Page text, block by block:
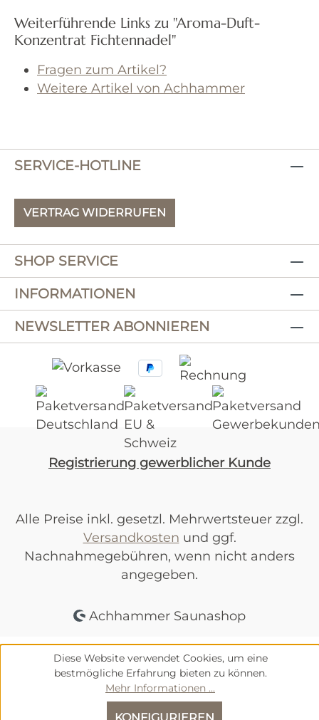
Weiterführende Links zu "Aroma-Duft-
Konzentrat Fichtennadel"
Fragen zum Artikel?
Weitere Artikel von Achhammer
SERVICE-HOTLINE
VERTRAG WIDERRUFEN
SHOP SERVICE
INFORMATIONEN
NEWSLETTER ABONNIEREN
Registrierung gewerblicher Kunde
Alle Preise inkl. gesetzl. Mehrwertsteuer zzgl.
Versandkosten und ggf.
Nachnahmegebühren, wenn nicht anders
angegeben.
Achhammer Saunashop
Diese Website verwendet Cookies, um eine
bestmögliche Erfahrung bieten zu können.
Mehr Informationen ...